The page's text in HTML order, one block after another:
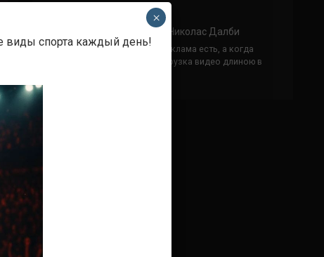
Рэнди Браун — Николас Далби
не запускается ни один бой, реклама есть, а когда
заканчивается начинается загрузка видео длиною в
виды спорта каждый день!
×